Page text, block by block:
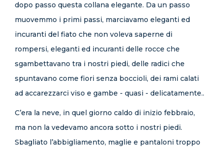
dopo passo questa collana elegante. Da un passo
muovemmo i primi passi, marciavamo eleganti ed
incuranti del fiato che non voleva saperne di
rompersi, eleganti ed incuranti delle rocce che
sgambettavano tra i nostri piedi, delle radici che
spuntavano come fiori senza boccioli, dei rami calati
ad accarezzarci viso e gambe - quasi - delicatamente..
C’era la neve, in quel giorno caldo di inizio febbraio,
ma non la vedevamo ancora sotto i nostri piedi.
Sbagliato l’abbigliamento, maglie e pantaloni troppo